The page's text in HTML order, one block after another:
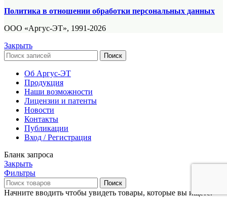
Политика в отношении обработки персональных данных
ООО «Аргус-ЭТ», 1991-2026
Закрыть
Поиск
Об Аргус-ЭТ
Продукция
Наши возможности
Лицензии и патенты
Новости
Контакты
Публикации
Вход / Регистрация
Бланк запроса
Закрыть
Фильтры
Поиск
Начните вводить чтобы увидеть товары, которые вы ищете.